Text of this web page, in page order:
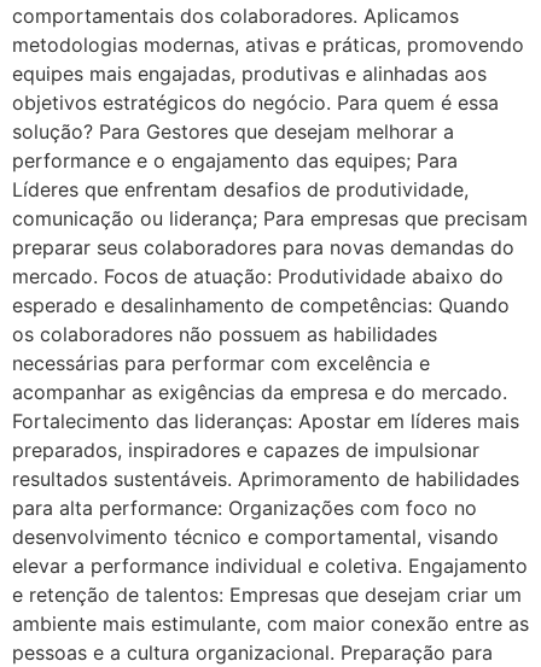
comportamentais dos colaboradores. Aplicamos
metodologias modernas, ativas e práticas, promovendo
equipes mais engajadas, produtivas e alinhadas aos
objetivos estratégicos do negócio. Para quem é essa
solução? Para Gestores que desejam melhorar a
performance e o engajamento das equipes; Para
Líderes que enfrentam desafios de produtividade,
comunicação ou liderança; Para empresas que precisam
preparar seus colaboradores para novas demandas do
mercado. Focos de atuação: Produtividade abaixo do
esperado e desalinhamento de competências: Quando
os colaboradores não possuem as habilidades
necessárias para performar com excelência e
acompanhar as exigências da empresa e do mercado.
Fortalecimento das lideranças: Apostar em líderes mais
preparados, inspiradores e capazes de impulsionar
resultados sustentáveis. Aprimoramento de habilidades
para alta performance: Organizações com foco no
desenvolvimento técnico e comportamental, visando
elevar a performance individual e coletiva. Engajamento
e retenção de talentos: Empresas que desejam criar um
ambiente mais estimulante, com maior conexão entre as
pessoas e a cultura organizacional. Preparação para